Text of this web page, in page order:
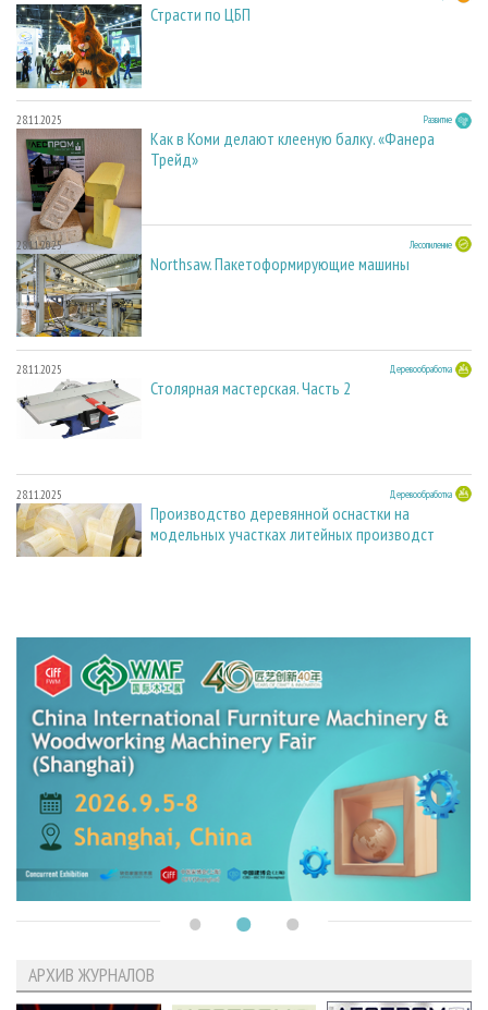
Страсти по ЦБП
28.11.2025 Развитие
Как в Коми делают клееную балку. «Фанера
Трейд»
28.11.2025 Лесопиление
Northsaw. Пакетоформирующие машины
28.11.2025 Деревообработка
Столярная мастерская. Часть 2
28.11.2025 Деревообработка
Производство деревянной оснастки на
модельных участках литейных производст
АРХИВ ЖУРНАЛОВ